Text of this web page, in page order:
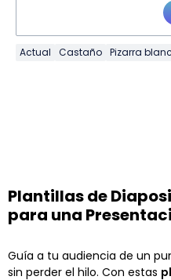
Actual Castaño Pizarra
Plantillas de
para una
Guía a tu audiencia de un
sin perder el hilo. Con estas